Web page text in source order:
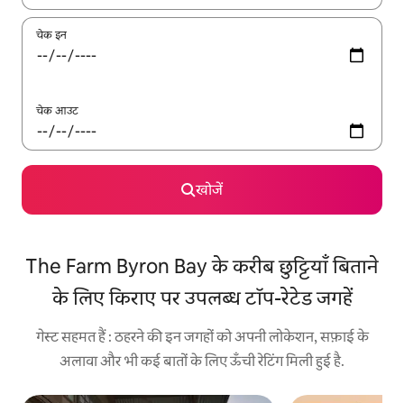
चेक इन
चेक आउट
खोजें
The Farm Byron Bay के करीब छुट्टियाँ बिताने
के लिए किराए पर उपलब्ध टॉप-रेटेड जगहें
गेस्ट सहमत हैं : ठहरने की इन जगहों को अपनी लोकेशन, सफ़ाई के
अलावा और भी कई बातों के लिए ऊँची रेटिंग मिली हुई है.